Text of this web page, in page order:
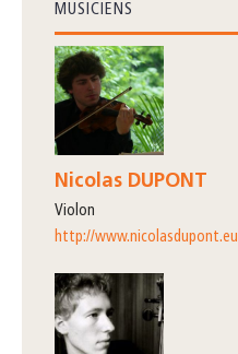
MUSICIENS
Nicolas DUPONT
violon
http://www.nicolasdupont.eu